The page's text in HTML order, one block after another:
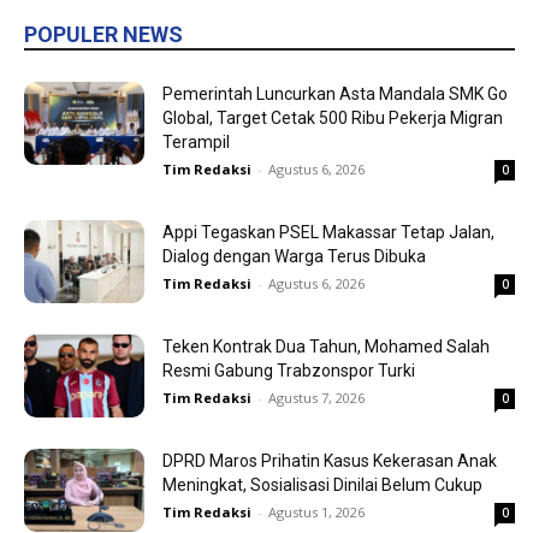
POPULER NEWS
Pemerintah Luncurkan Asta Mandala SMK Go
Global, Target Cetak 500 Ribu Pekerja Migran
Terampil
Tim Redaksi - Agustus 6, 2026 0
Appi Tegaskan PSEL Makassar Tetap Jalan,
Dialog dengan Warga Terus Dibuka
Tim Redaksi - Agustus 6, 2026 0
Teken Kontrak Dua Tahun, Mohamed Salah
Resmi Gabung Trabzonspor Turki
Tim Redaksi - Agustus 7, 2026 0
DPRD Maros Prihatin Kasus Kekerasan Anak
Meningkat, Sosialisasi Dinilai Belum Cukup
Tim Redaksi - Agustus 1, 2026 0